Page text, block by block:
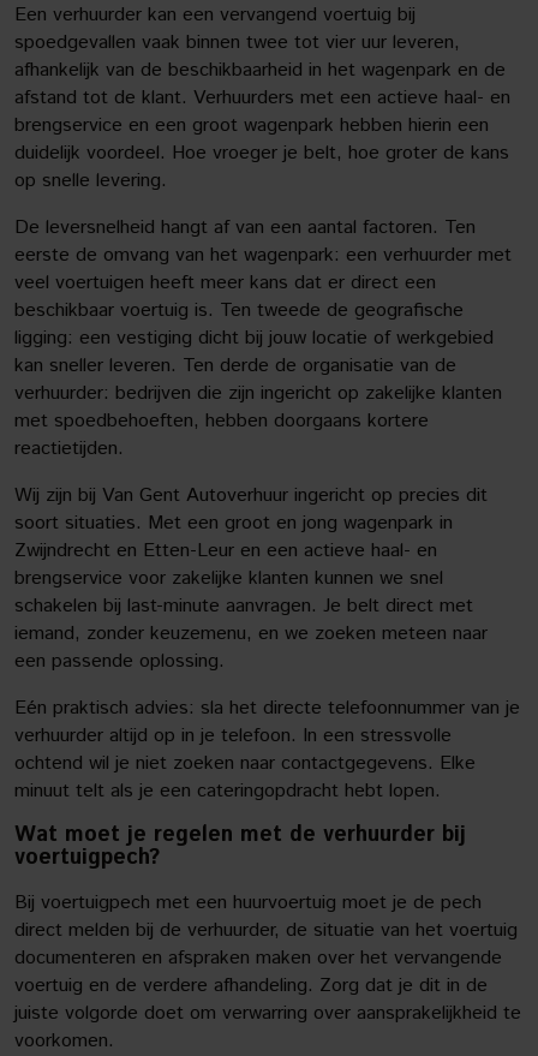
Een verhuurder kan een vervangend voertuig bij
spoedgevallen vaak binnen twee tot vier uur leveren,
afhankelijk van de beschikbaarheid in het wagenpark en de
afstand tot de klant. Verhuurders met een actieve haal- en
brengservice en een groot wagenpark hebben hierin een
duidelijk voordeel. Hoe vroeger je belt, hoe groter de kans
op snelle levering.
De leversnelheid hangt af van een aantal factoren. Ten
eerste de omvang van het wagenpark: een verhuurder met
veel voertuigen heeft meer kans dat er direct een
beschikbaar voertuig is. Ten tweede de geografische
ligging: een vestiging dicht bij jouw locatie of werkgebied
kan sneller leveren. Ten derde de organisatie van de
verhuurder: bedrijven die zijn ingericht op zakelijke klanten
met spoedbehoeften, hebben doorgaans kortere
reactietijden.
Wij zijn bij Van Gent Autoverhuur ingericht op precies dit
soort situaties. Met een groot en jong wagenpark in
Zwijndrecht en Etten-Leur en een actieve haal- en
brengservice voor zakelijke klanten kunnen we snel
schakelen bij last-minute aanvragen. Je belt direct met
iemand, zonder keuzemenu, en we zoeken meteen naar
een passende oplossing.
Eén praktisch advies: sla het directe telefoonnummer van je
verhuurder altijd op in je telefoon. In een stressvolle
ochtend wil je niet zoeken naar contactgegevens. Elke
minuut telt als je een cateringopdracht hebt lopen.
Wat moet je regelen met de verhuurder bij
voertuigpech?
Bij voertuigpech met een huurvoertuig moet je de pech
direct melden bij de verhuurder, de situatie van het voertuig
documenteren en afspraken maken over het vervangende
voertuig en de verdere afhandeling. Zorg dat je dit in de
juiste volgorde doet om verwarring over aansprakelijkheid te
voorkomen.